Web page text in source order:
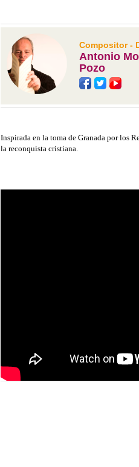
Compositor -
Antonio
Pozo
Inspirada en la toma de Granada por los
la reconquista cristiana.